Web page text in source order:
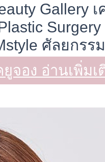
Gallery
ศัลยกร
จอง อ่านเพิ่มเ